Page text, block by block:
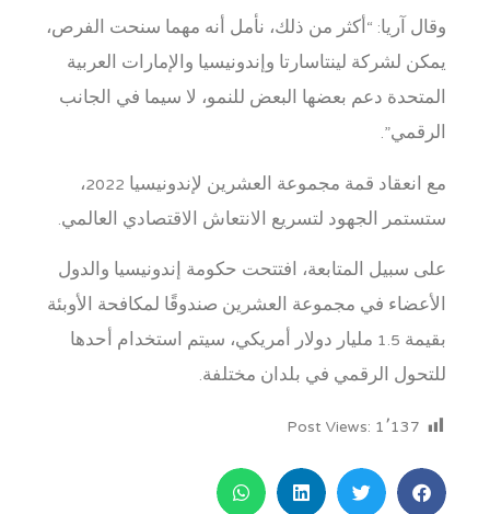
وقال آريا: “أكثر من ذلك، نأمل أنه مهما سنحت الفرص،
يمكن لشركة لينتاسارتا وإندونيسيا والإمارات العربية
المتحدة دعم بعضها البعض للنمو، لا سيما في الجانب
الرقمي”.
مع انعقاد قمة مجموعة العشرين لإندونيسيا 2022،
ستستمر الجهود لتسريع الانتعاش الاقتصادي العالمي.
على سبيل المتابعة، افتتحت حكومة إندونيسيا والدول
الأعضاء في مجموعة العشرين صندوقًا لمكافحة الأوبئة
بقيمة 1.5 مليار دولار أمريكي، سيتم استخدام أحدها
للتحول الرقمي في بلدان مختلفة.
Post Views:1٬137